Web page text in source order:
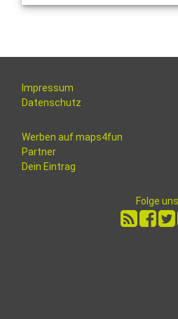
Impressum
Datenschutz
Werben auf maps4fun
Partner
Dein Eintrag
Folge uns